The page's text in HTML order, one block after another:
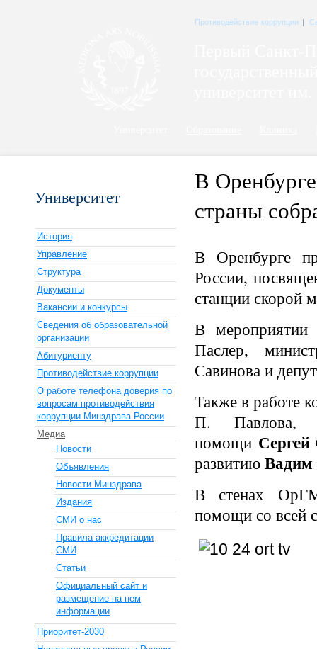
Противодействие коррупции |
В
страны
В Оренбурге
России,
станции скорой
В мероприятии
Паслер,
Савинова и
Также в работе
П. Павлова,
помощи
развитию Вадим
В стенах
помощи со всей
Университет
История
Управление
Структура
Документы
Вакансии и конкурсы
Сведения об образовательной
организации
Абитуриенту
Противодействие коррупции
О работе телефона доверия по
вопросам противодействия
коррупции Минздрава России
Медиа
Новости
Объявления
Новости Минздрава
Издания
СМИ о нас
Правила аккредитации
СМИ
Статьи
Официальный сайт и
размещение на нем
информации
Приоритет-2030